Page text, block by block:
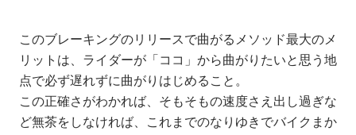
このブレーキングのリリースで曲がるメソッド最大のメ
リットは、ライダーが「ココ」から曲がりたいと思う地
点で必ず遅れずに曲がりはじめること。
この正確さがわかれば、そもそもの速度さえ出し過ぎな
ど無茶をしなければ、これまでのなりゆきでバイクまか